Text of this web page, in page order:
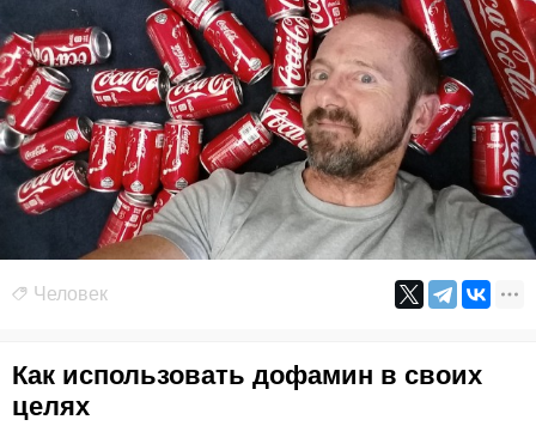
Человек
Как использовать дофамин в своих
целях